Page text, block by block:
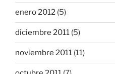
enero 2012 (5)
diciembre 2011 (5)
noviembre 2011 (11)